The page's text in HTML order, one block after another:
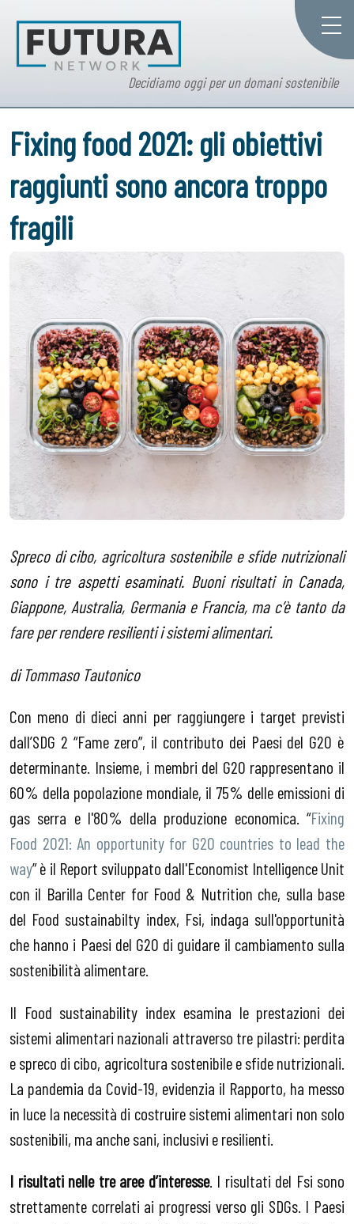
Decidiamo oggi per un domani sostenibile
Fixing food 2021: gli obiettivi
raggiunti sono ancora troppo
fragili
Spreco di cibo, agricoltura sostenibile e sfide nutrizionali
sono i tre aspetti esaminati. Buoni risultati in Canada,
Giappone, Australia, Germania e Francia, ma c’è tanto da
fare per rendere resilienti i sistemi alimentari.
di Tommaso Tautonico
Con meno di dieci anni per raggiungere i target previsti
dall’SDG 2 “Fame zero”, il contributo dei Paesi del G20 è
determinante. Insieme, i membri del G20 rappresentano il
60% della popolazione mondiale, il 75% delle emissioni di
gas serra e l'80% della produzione economica. “Fixing
Food 2021: An opportunity for G20 countries to lead the
way” è il Report sviluppato dall'Economist Intelligence Unit
con il Barilla Center for Food & Nutrition che, sulla base
del Food sustainabilty index, Fsi, indaga sull'opportunità
che hanno i Paesi del G20 di guidare il cambiamento sulla
sostenibilità alimentare.
Il Food sustainability index esamina le prestazioni dei
sistemi alimentari nazionali attraverso tre pilastri: perdita
e spreco di cibo, agricoltura sostenibile e sfide nutrizionali.
La pandemia da Covid-19, evidenzia il Rapporto, ha messo
in luce la necessità di costruire sistemi alimentari non solo
sostenibili, ma anche sani, inclusivi e resilienti.
I risultati nelle tre aree d’interesse. I risultati del Fsi sono
strettamente correlati ai progressi verso gli SDGs. I Paesi